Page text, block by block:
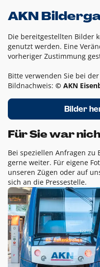
AKN
Die bereitgestellten Bilder
genutzt werden. Eine
vorheriger Zustimmung
Bitte verwenden Sie bei
Bildnachweis: © AKN
Bilder
Für Sie war
Bei speziellen Anfragen
gerne weiter. Für eigene
unseren Zügen oder auf
sich an die Pressestelle.